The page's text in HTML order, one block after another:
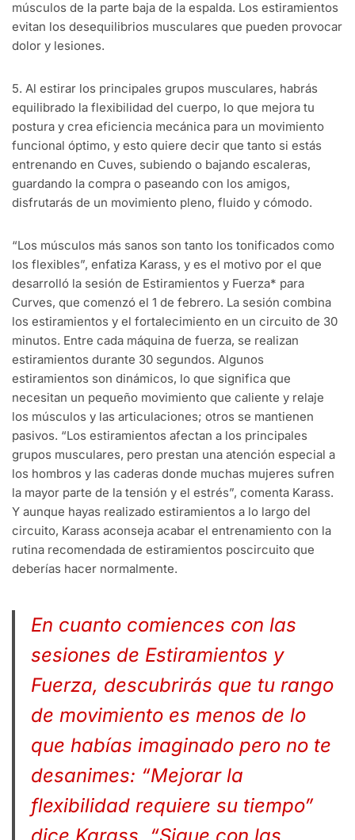
músculos de la parte baja de la espalda. Los estiramientos
evitan los desequilibrios musculares que pueden provocar
dolor y lesiones.
5. Al estirar los principales grupos musculares, habrás
equilibrado la flexibilidad del cuerpo, lo que mejora tu
postura y crea eficiencia mecánica para un movimiento
funcional óptimo, y esto quiere decir que tanto si estás
entrenando en Cuves, subiendo o bajando escaleras,
guardando la compra o paseando con los amigos,
disfrutarás de un movimiento pleno, fluido y cómodo.
“Los músculos más sanos son tanto los tonificados como
los flexibles”, enfatiza Karass, y es el motivo por el que
desarrolló la sesión de Estiramientos y Fuerza* para
Curves, que comenzó el 1 de febrero. La sesión combina
los estiramientos y el fortalecimiento en un circuito de 30
minutos. Entre cada máquina de fuerza, se realizan
estiramientos durante 30 segundos. Algunos
estiramientos son dinámicos, lo que significa que
necesitan un pequeño movimiento que caliente y relaje
los músculos y las articulaciones; otros se mantienen
pasivos. “Los estiramientos afectan a los principales
grupos musculares, pero prestan una atención especial a
los hombros y las caderas donde muchas mujeres sufren
la mayor parte de la tensión y el estrés”, comenta Karass.
Y aunque hayas realizado estiramientos a lo largo del
circuito, Karass aconseja acabar el entrenamiento con la
rutina recomendada de estiramientos poscircuito que
deberías hacer normalmente.
En cuanto comiences con las
sesiones de Estiramientos y
Fuerza, descubrirás que tu rango
de movimiento es menos de lo
que habías imaginado pero no te
desanimes: “Mejorar la
flexibilidad requiere su tiempo”